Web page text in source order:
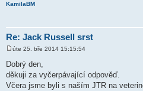
KamilaBM
Re: Jack Russell srst
í
s
p
ě
úte 25. bře 2014 15:15:54
Dobrý den,
děkuji za vyčerpávající odpověď.
Včera jsme byli s naším JTR na